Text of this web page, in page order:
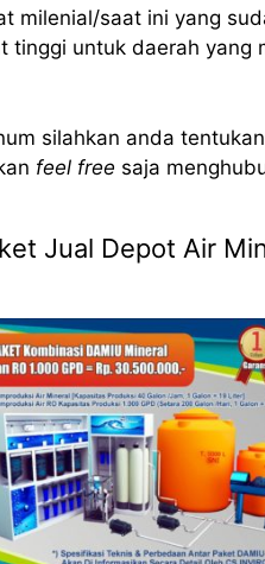
milenial/saat ini yang
tinggi untuk daerah
silahkan anda
feel free saja
Jual Depot Air